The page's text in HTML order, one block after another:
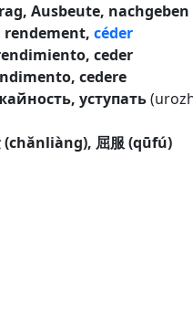
Ausbeute, nachgeben
rendement, céder
ceder
cedere
уступать
(chǎnliàng), 屈服 (qūfú)